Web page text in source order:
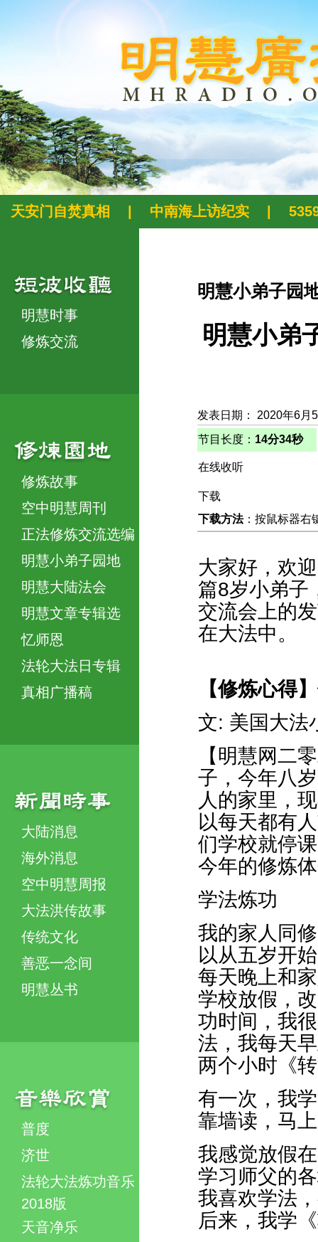
天安门自焚真相 中南海上访纪实
明慧时事
修炼交流
修炼故事
空中明慧周刊
正法修炼交流选编
明慧小弟子园地
明慧大陆法会
明慧文章专辑选
忆师恩
法轮大法日专辑
真相广播稿
大陆消息
海外消息
空中明慧周报
大法洪传故事
传统文化
善恶一念间
明慧丛书
普度
济世
法轮大法炼功音乐
2018版
天音净乐
明慧小弟子园
明慧小弟
发表日期： 2020年6月
节目长度： 14分34秒
在线收听
下载
下载方法：按鼠标器右
大家好，欢
篇8岁小弟子
交流会上的
在大法中。
【修炼心得
文: 美国大
【明慧网二
子，今年八
人的家里，
以每天都有
们学校就停
今年的修炼
学法炼功
我的家人同
以从五岁开
每天晚上和
学校放假，
功时间，我
法，我每天
两个小时《
有一次，我
靠墙读，马
我感觉放假
学习师父的
我喜欢学法
后来，我学